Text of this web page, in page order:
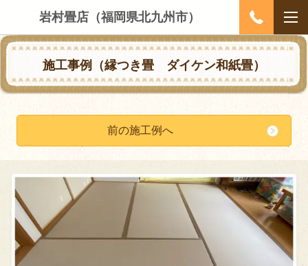
岩村畳店（福岡県北九州市）
施工事例（縁つき畳 ダイケン和紙畳）
前の施工例へ